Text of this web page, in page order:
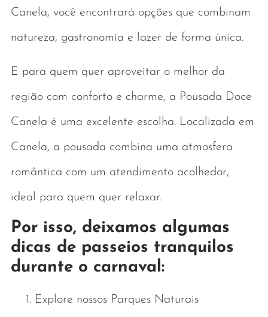
Canela, você encontrará opções que combinam
natureza, gastronomia e lazer de forma única.
E para quem quer aproveitar o melhor da
região com conforto e charme, a Pousada Doce
Canela é uma excelente escolha. Localizada em
Canela, a pousada combina uma atmosfera
romântica com um atendimento acolhedor,
ideal para quem quer relaxar.
Por isso, deixamos algumas
dicas de passeios tranquilos
durante o carnaval:
Explore nossos Parques Naturais